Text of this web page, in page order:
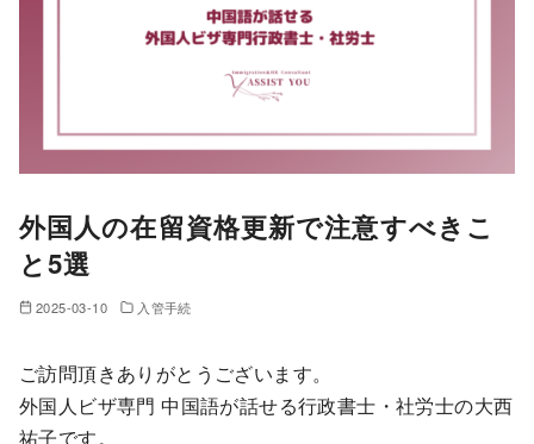
外国人の在留資格更新で注意すべきこ
と5選
2025-03-10 入管手続
ご訪問頂きありがとうございます。
外国人ビザ専門 中国語が話せる行政書士・社労士の大西
祐子です。